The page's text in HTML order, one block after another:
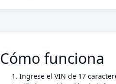
Cómo funciona
Ingrese el VIN de 17